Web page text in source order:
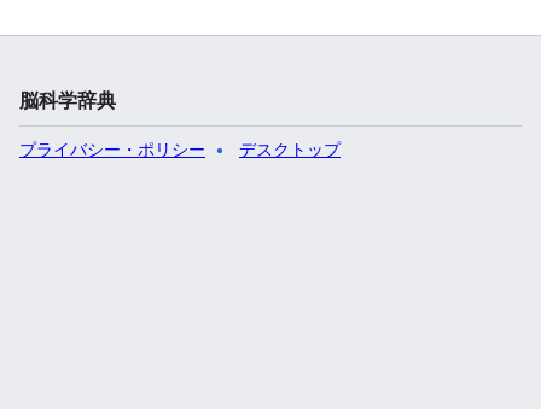
脳科学辞典
プライバシー・ポリシー デスクトップ